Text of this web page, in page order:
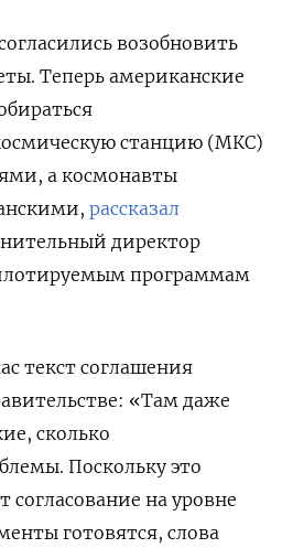
возобновить
Теперь американские
станцию (МКС)
а космонавты
рассказал
директор
программам
текст соглашения
«Там даже
сколько
Поскольку это
согласование на уровне
готовятся, слова